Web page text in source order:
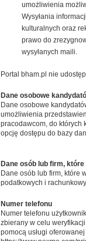
umożliwienia
Wysyłania
kulturalnych oraz
prawo do
wysyłanych maili.
Portal bham.pl nie
Dane osobowe
Dane osobowe
umożliwienia
pracodawcom, do których
opcję dostępu do bazy
Dane osób lub firm, które
Dane osób lub firm, które
podatkowych i
Numer telefonu
Numer telefonu
zbierany w celu
pomocą usługi